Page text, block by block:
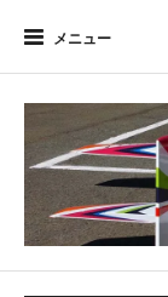
メニュー